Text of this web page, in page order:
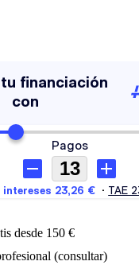
desde 150 €
(consultar)